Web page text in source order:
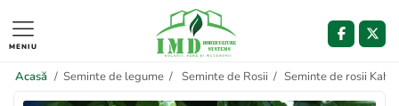
MENIU
Acasă / Seminte de legume / Seminte de Rosii / Seminte de rosii